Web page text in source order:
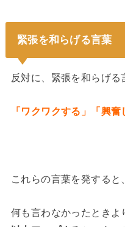
緊張を和らげる言葉
反対に、緊張を和らげる
「ワクワクする」「興奮
これらの言葉を発する
何も言わなかったときよ